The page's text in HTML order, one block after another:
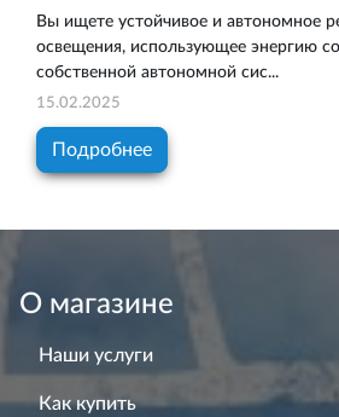
Вы ищете устойчивое и автономное
освещения, использующее энергию
собственной автономной сис...
15.02.2025
Подробнее
О магазине
Наши услуги
Как купить